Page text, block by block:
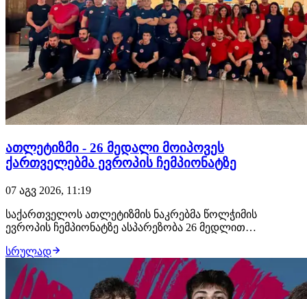
ათლეტიზმი - 26 მედალი მოიპოვეს
ქართველებმა ევროპის ჩემპიონატზე
07 აგვ 2026, 11:19
საქართველოს ათლეტიზმის ნაკრებმა წოლჭიმის
ევროპის ჩემპიონატზე ასპარეზობა 26 მედლით
ევროპის ჩემპიონატი მიმდინარეობს. კონტინენტის
პირველობაზე ასპარეზობა ქართველმა ათლეტებმა 26 -
11 ოქროს, 7 ვერცხლისა და 8 ბრინჯაოს - მედლით
დაასრულეს. გოგო…
სრულად